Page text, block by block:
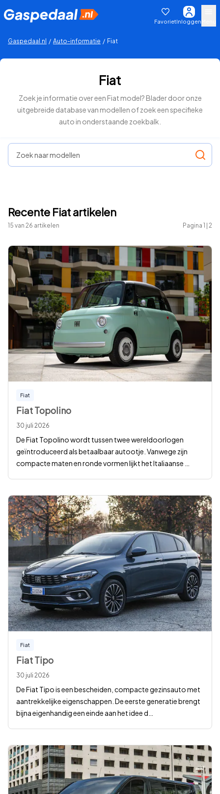
FavorietInloggen
Gaspedaal.nl / Auto-informatie / Fiat
Fiat
Zoek je informatie over een Fiat model? Blader door onze
uitgebreide database van modellen of zoek een specifieke
auto in onderstaande zoekbalk.
Zoek naar modellen
Recente Fiat artikelen
15 van 26 artikelen Pagina 1 2
Fiat
Fiat Topolino
30 juli 2026
De Fiat Topolino wordt tussen twee wereldoorlogen
geïntroduceerd als betaalbaar autootje. Vanwege zijn
compacte maten en ronde vormen lijkt het Italiaanse
Fiat
Fiat Tipo
30 juli 2026
De Fiat Tipo is een bescheiden, compacte gezinsauto met
aantrekkelijke eigenschappen. De eerste generatie brengt
bijna eigenhandig een einde aan het idee d